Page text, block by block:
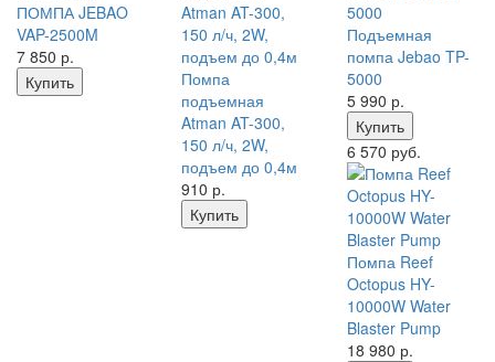
ПОМПА JEBAO
VAP-2500M
7 850 р.
Купить
Помпа
подъемная
Atman AT-300,
150 л/ч, 2W,
подъем до 0,4м
910 р.
Купить
Подъемная
помпа Jebao TP-
5000
5 990 р.
Купить
6 570 руб.
Помпа Reef
Octopus HY-
10000W Water
Blaster Pump
18 980 р.